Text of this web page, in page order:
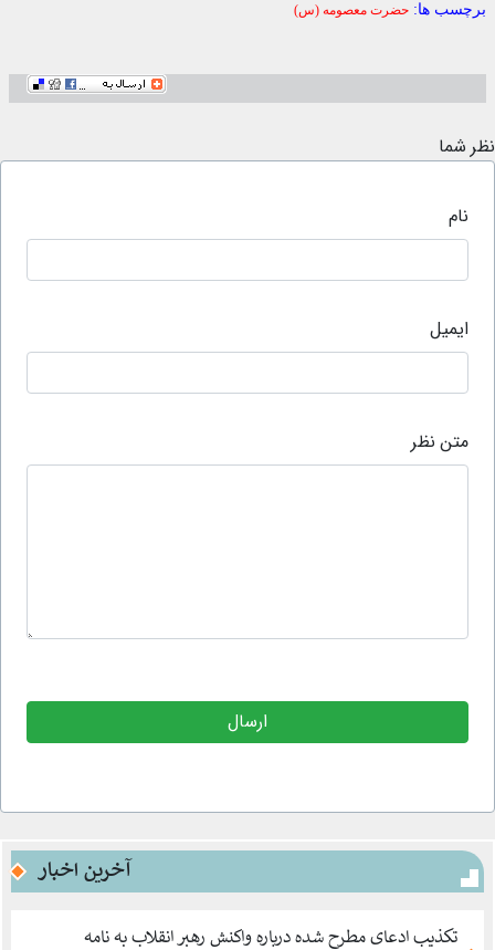
برچسب ها: حضرت معصومه (س)
نظر شما
نام
ایمیل
متن نظر
آخرین اخبار
تکذیب ادعای مطرح شده درباره واکنش رهبر انقلاب به نامه